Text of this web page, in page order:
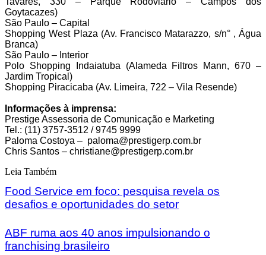
Goytacazes)
São Paulo – Capital
Shopping West Plaza (Av. Francisco Matarazzo, s/n° , Água
Branca)
São Paulo – Interior
Polo Shopping Indaiatuba (Alameda Filtros Mann, 670 –
Jardim Tropical)
Shopping Piracicaba (Av. Limeira, 722 – Vila Resende)
Informações à imprensa:
Prestige Assessoria de Comunicação e Marketing
Tel.: (11) 3757-3512 / 9745 9999
Paloma Costoya – paloma@prestigerp.com.br
Chris Santos – christiane@prestigerp.com.br
Leia Também
Food Service em foco: pesquisa revela os
desafios e oportunidades do setor
ABF ruma aos 40 anos impulsionando o
franchising brasileiro